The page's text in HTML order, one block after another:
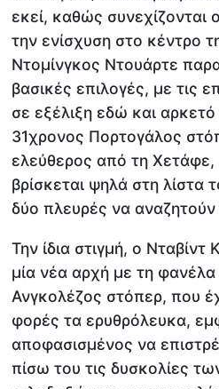
εκεί, καθώς συνεχίζονται
την ενίσχυση στο κέντρο
Ντομίνγκος Ντουάρτε
βασικές επιλογές, με τις
σε εξέλιξη εδώ και
31χρονος Πορτογάλος
ελεύθερος από τη Χετάφε,
βρίσκεται ψηλά στη λίστα
δύο πλευρές να
Την ίδια στιγμή, ο Νταβίντ
μία νέα αρχή με τη
Ανγκολέζος στόπερ, που
φορές τα ερυθρόλευκα,
αποφασισμένος να
πίσω του τις δυσκολίες